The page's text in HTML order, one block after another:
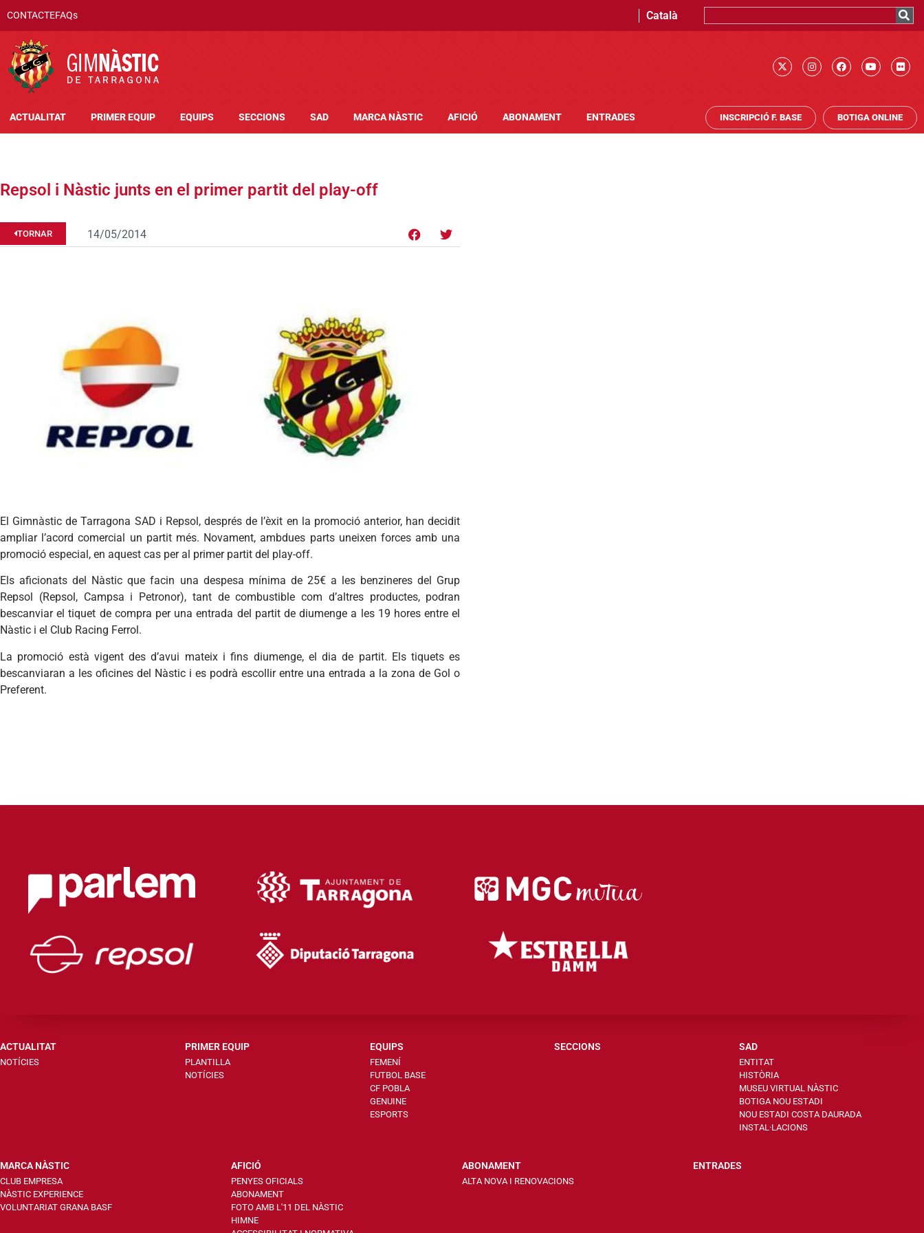
CONTACTEFAQs Català
ACTUALITAT PRIMER EQUIP EQUIPS SECCIONS SAD MARCA NÀSTIC AFICIÓ ABONAMENT ENTRADES INSCRIPCIÓ F. BASE BOTIGA ONLINE
Repsol i Nàstic junts en el primer partit del play-off
TORNAR 14/05/2014
El Gimnàstic de Tarragona SAD i Repsol, després de l’èxit en la promoció anterior, han decidit
ampliar l’acord comercial un partit més. Novament, ambdues parts uneixen forces amb una
promoció especial, en aquest cas per al primer partit del play-off.
Els aficionats del Nàstic que facin una despesa mínima de 25€ a les benzineres del Grup
Repsol (Repsol, Campsa i Petronor), tant de combustible com d’altres productes, podran
bescanviar el tiquet de compra per una entrada del partit de diumenge a les 19 hores entre el
Nàstic i el Club Racing Ferrol.
La promoció està vigent des d’avui mateix i fins diumenge, el dia de partit. Els tiquets es
bescanviaran a les oficines del Nàstic i es podrà escollir entre una entrada a la zona de Gol o
Preferent.
ACTUALITAT
NOTÍCIES
PRIMER EQUIP
PLANTILLA
NOTÍCIES
EQUIPS
FEMENÍ
FUTBOL BASE
CF POBLA
GENUINE
ESPORTS
SECCIONS SAD
ENTITAT
HISTÒRIA
MUSEU VIRTUAL NÀSTIC
BOTIGA NOU ESTADI
NOU ESTADI COSTA DAURADA
INSTAL·LACIONS
MARCA NÀSTIC
CLUB EMPRESA
NÀSTIC EXPERIENCE
VOLUNTARIAT GRANA BASF
AFICIÓ
PENYES OFICIALS
ABONAMENT
FOTO AMB L'11 DEL NÀSTIC
HIMNE
ABONAMENT
ALTA NOVA I RENOVACIONS
ENTRADES